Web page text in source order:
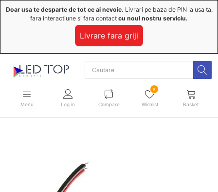
Doar usa te desparte de tot ce ai nevoie. Livrari pe baza de PIN la usa ta,
fara interactiune si fara contact cu noul nostru serviciu.
Livrare fara griji
Menu Log in Compare
8
Wishlist Basket